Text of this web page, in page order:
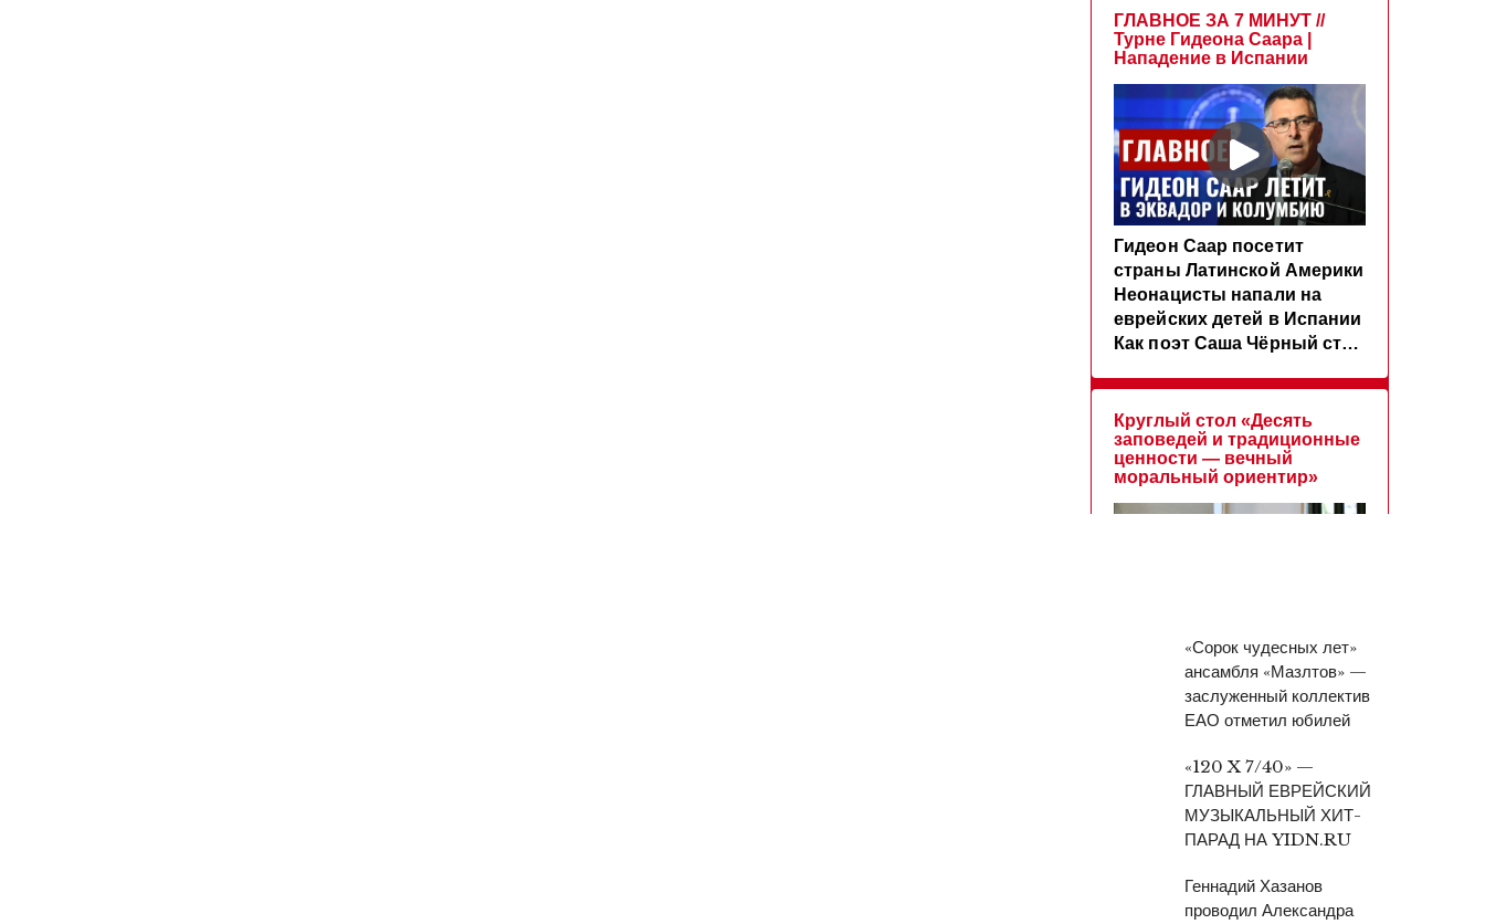
«Сорок чудесных лет»
ансамбля «Мазлтов» —
заслуженный коллектив
ЕАО отметил юбилей
«120 X 7/40» —
ГЛАВНЫЙ ЕВРЕЙСКИЙ
МУЗЫКАЛЬНЫЙ ХИТ-
ПАРАД НА YIDN.RU
Геннадий Хазанов
проводил Александра